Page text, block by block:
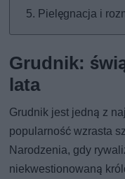
Pielęgnacja i
Grudnik:
lata
Grudnik jest jedną z
popularność wzrasta
Narodzenia, gdy
niekwestionowaną